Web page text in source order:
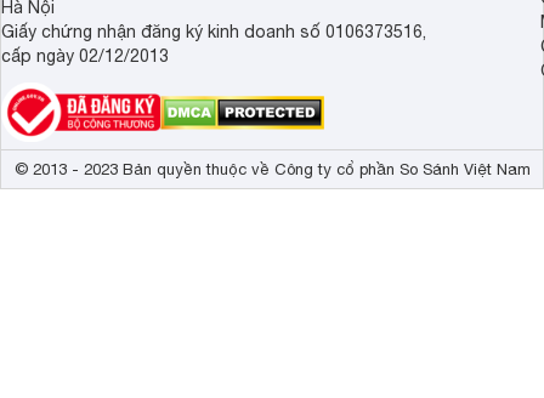
Hà Nội
Giấy chứng nhận đăng ký kinh doanh số 0106373516,
cấp ngày 02/12/2013
© 2013 - 2023 Bản quyền thuộc về Công ty cổ phần So Sánh Việt Nam